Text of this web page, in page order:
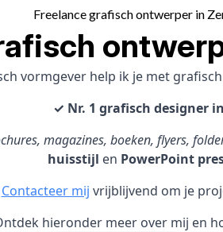
Freelance grafisch ontwerper in
vormgever help ik je met
✓ Nr. 1 grafisch designer
magazines, boeken, flyers,
huisstijl en PowerPoint
Contacteer mij vrijblijvend om je
hieronder meer over mij en